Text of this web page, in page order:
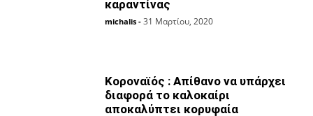
καραντίνας
michalis - 31 Μαρτίου, 2020
Κοροναϊός : Απίθανο να υπάρχει
διαφορά το καλοκαίρι
αποκαλύπτει κορυφαία